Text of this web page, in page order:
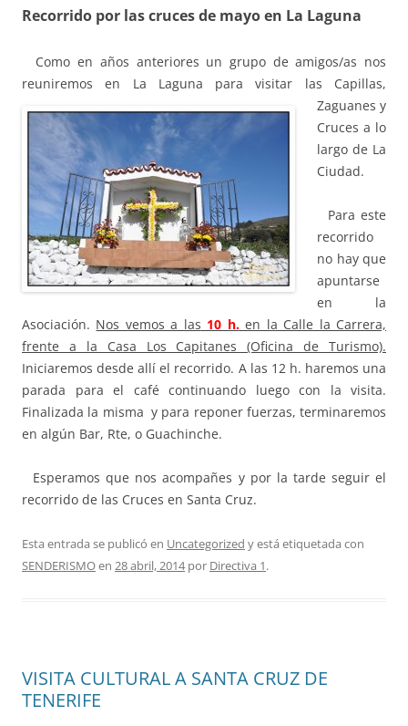
Recorrido por las cruces de mayo en La Laguna
Como en años anteriores un grupo de amigos/as nos
reuniremos en La Laguna para visitar las Capillas,
Zaguanes y
Cruces a lo
largo de La
Ciudad.
Para este
recorrido
no hay que
apuntarse
en la
Asociación. Nos vemos a las 10 h.en la Calle la Carrera,
frente a la Casa Los Capitanes (Oficina de Turismo).
Iniciaremos desde allí el recorrido. A las 12 h. haremos una
parada para el café continuando luego con la visita.
Finalizada la misma y para reponer fuerzas, terminaremos
en algún Bar, Rte, o Guachinche.
Esperamos que nos acompañes y por la tarde seguir el
recorrido de las Cruces en Santa Cruz.
Esta entrada se publicó en Uncategorized y está etiquetada con
SENDERISMOen 28 abril, 2014por Directiva 1.
VISITA CULTURAL A SANTA CRUZ DE
TENERIFE